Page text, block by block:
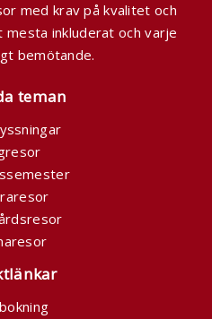
med krav på kvalitet och
inkluderat och varje
bemötande.
teman